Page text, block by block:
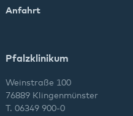
Anfahrt
Pfalzklinikum
Weinstraße 100
76889 Klingenmünster
T. 06349 900-0